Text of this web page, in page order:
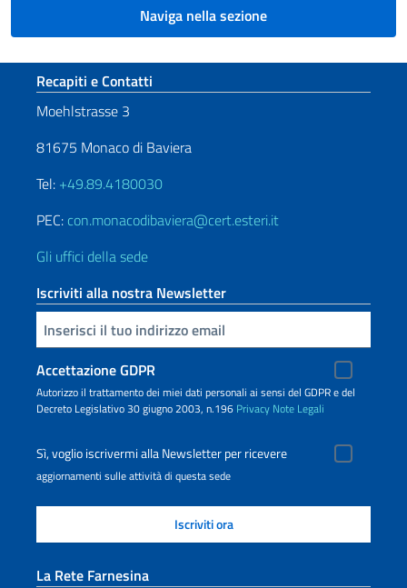
Naviga nella sezione
Sezione footer
Recapiti e Contatti
Moehlstrasse 3
81675 Monaco di Baviera
Tel: +49.89.4180030
PEC: con.monacodibaviera@cert.esteri.it
Gli uffici della sede
Iscriviti alla nostra Newsletter
Inserisci la tua email
Accettazione GDPR
Autorizzo il trattamento dei miei dati personali ai sensi del GDPR e del
Decreto Legislativo 30 giugno 2003, n.196 Privacy Note Legali
Sì, voglio iscrivermi alla Newsletter per ricevere
aggiornamenti sulle attività di questa sede
La Rete Farnesina